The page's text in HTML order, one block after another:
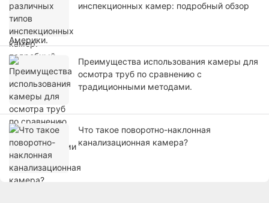
инспекционных камер: подробный обзор
Преимущества использования камеры для
осмотра труб по сравнению с
традиционными методами.
Что такое поворотно-наклонная
канализационная камера?